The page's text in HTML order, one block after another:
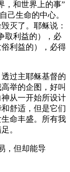
，和世界上的事”
己生命的中心。
灭了。耶稣说：
取利益的），必
利益的），必得
过主耶稣基督的
举的企图，好叫
从一开始所设计
舒适，但是它们
命丰盛。所有我
。
，但却能导